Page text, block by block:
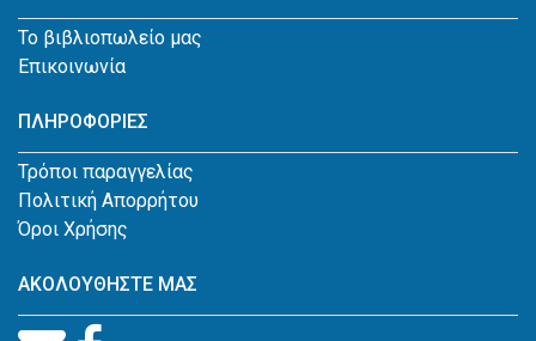
Το βιβλιοπωλείο μας
Επικοινωνία
ΠΛΗΡΟΦΟΡΙΕΣ
Τρόποι παραγγελίας
Πολιτική Απορρήτου
Όροι Χρήσης
ΑΚΟΛΟΥΘΗΣΤΕ ΜΑΣ